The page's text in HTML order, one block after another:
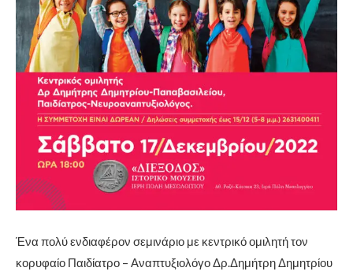
Ένα πολύ ενδιαφέρον σεμινάριο με κεντρικό ομιλητή τον
κορυφαίο Παιδίατρο – Αναπτυξιολόγο Δρ.Δημήτρη Δημητρίου